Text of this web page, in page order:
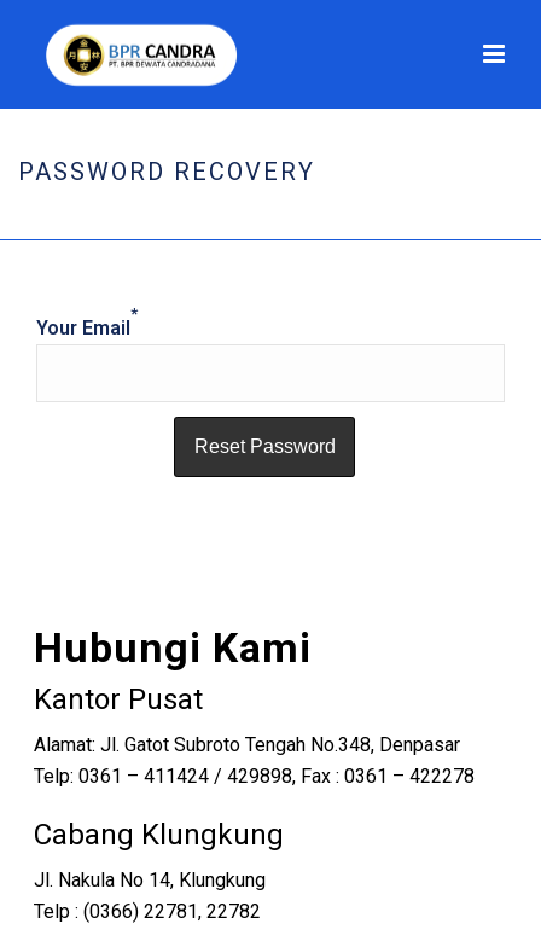
PASSWORD RECOVERY
Your Email
*
Hubungi Kami
Kantor Pusat
Alamat: Jl. Gatot Subroto Tengah No.348, Denpasar
Telp: 0361 – 411424 / 429898, Fax : 0361 – 422278
Cabang Klungkung
Jl. Nakula No 14, Klungkung
Telp : (0366) 22781, 22782